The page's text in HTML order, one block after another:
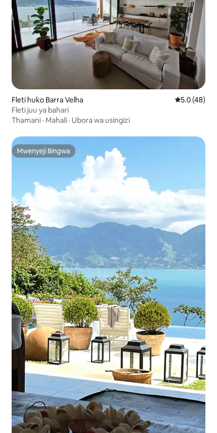
Fleti huko Barra Velha Ukadiriaji
5.0 (48)
Fleti juu ya bahari
Thamani · Mahali · Ubora wa usingizi
Mwenyeji Bingwa
Mwenyeji Bingwa